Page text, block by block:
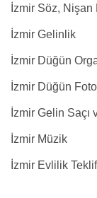
İzmir Söz, Nişan
İzmir Gelinlik
İzmir Düğün
İzmir Düğün
İzmir Gelin Saçı
İzmir Müzik
İzmir Evlilik